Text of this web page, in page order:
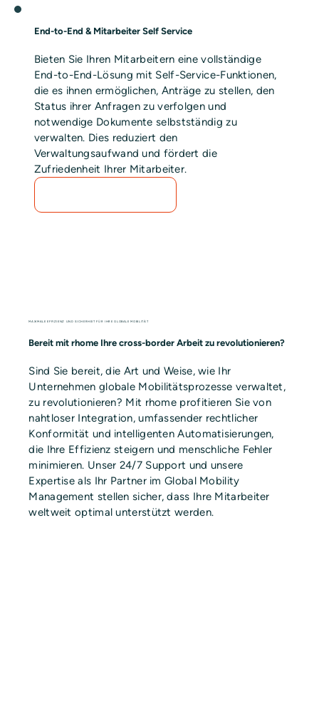
End-to-End & Mitarbeiter Self Service
Bieten Sie Ihren Mitarbeitern eine vollständige
End-to-End-Lösung mit Self-Service-Funktionen,
die es ihnen ermöglichen, Anträge zu stellen, den
Status ihrer Anfragen zu verfolgen und
notwendige Dokumente selbstständig zu
verwalten. Dies reduziert den
Verwaltungsaufwand und fördert die
Zufriedenheit Ihrer Mitarbeiter.
MAXIMALE EFFIZIENZ UND SICHERHEIT FÜR IHRE GLOBALE MOBILITÄT
Bereit mit rhome Ihre cross-border Arbeit zu revolutionieren?
Sind Sie bereit, die Art und Weise, wie Ihr
Unternehmen globale Mobilitätsprozesse verwaltet,
zu revolutionieren? Mit rhome profitieren Sie von
nahtloser Integration, umfassender rechtlicher
Konformität und intelligenten Automatisierungen,
die Ihre Effizienz steigern und menschliche Fehler
minimieren. Unser 24/7 Support und unsere
Expertise als Ihr Partner im Global Mobility
Management stellen sicher, dass Ihre Mitarbeiter
weltweit optimal unterstützt werden.